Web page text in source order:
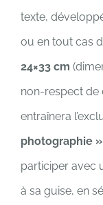
texte,
ou en tout cas
24×33 cm
non-respect de
entraînera
photographie »
participer avec
à sa guise, en